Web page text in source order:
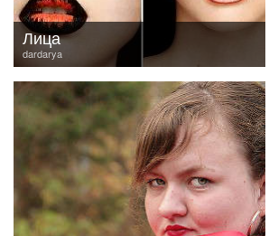
dardarya
Лица